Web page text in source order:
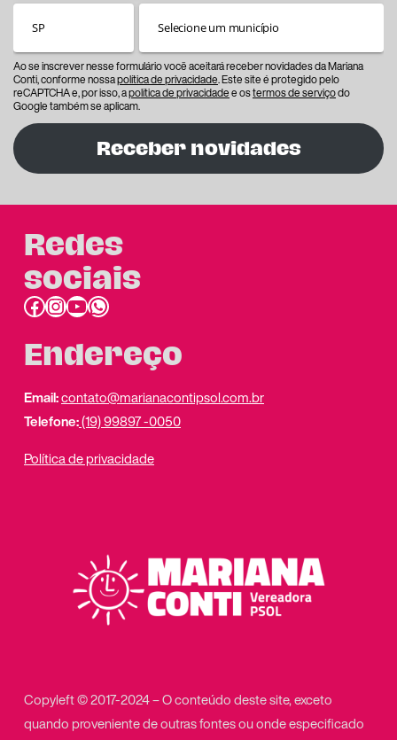
Ao se inscrever nesse formulário você aceitará receber novidades da Mariana
Conti, conforme nossapolítica de privacidade. Este site é protegido pelo
reCAPTCHA e, por isso, apolítica de privacidadee ostermos de serviçodo
Google também se aplicam.
Receber novidades
Redes
sociais
Facebook InstagramYoutube link do whatsapp
Endereço
Email:contato@marianacontipsol.com.br
Telefone:(19) 99897 -0050
Política de privacidade
Copyleft © 2017-2024 – O conteúdo deste site, exceto
quando proveniente de outras fontes ou onde especificado